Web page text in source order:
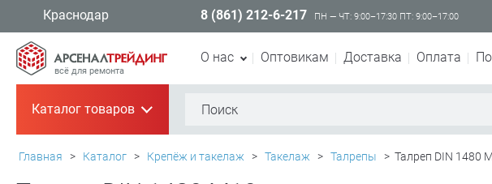
Краснодар 8 (861) 212-6-217 ПН — ЧТ: 9:00–17:30 ПТ: 9:00–17:00
всё для ремонта
О нас Оптовикам Доставка Оплата
Каталог товаров+
Главная > Каталог > Крепёж и такелаж > Такелаж > Талрепы > Талреп DIN 1480